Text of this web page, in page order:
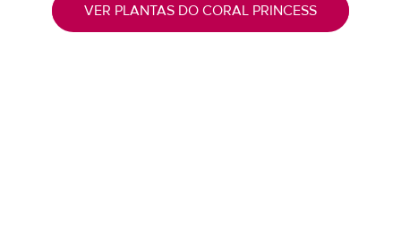
VER PLANTAS DO CORAL PRINCESS